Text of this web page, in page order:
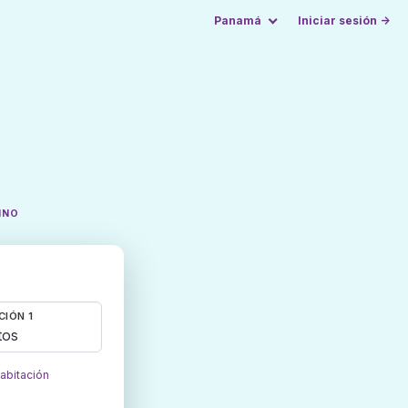
Panamá Iniciar sesión →
1